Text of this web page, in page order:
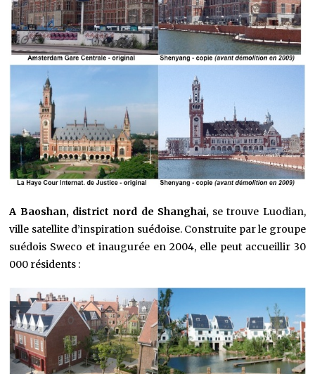
A Baoshan, district nord de Shanghai,se trouve Luodian,
ville satellite d’inspiration suédoise. Construite par le groupe
suédois Sweco et inaugurée en 2004, elle peut accueillir 30
000 résidents :